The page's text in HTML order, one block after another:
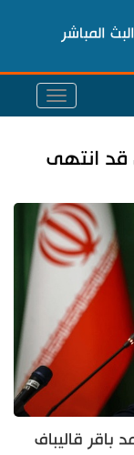
البث المباشر
قد انتهى
قاليباف